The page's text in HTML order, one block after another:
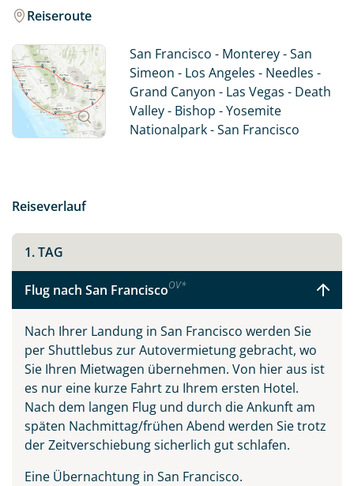
Golden Gate Bridge oder das Hollywood-Sign. Mit
unserer Reise erleben Sie einen perfekten Mix aus den
Städten San Francisco, Los Angeles und Las Vegas,
kombiniert mit den unendlichen Weiten des Westens
und den Nationalparks Grand Canyon, Yosemite und
Death Valley. Also: Worauf warten Sie noch? „Let’s go
West!“
eigene Art sehenswert. So findet man in San Francisco
neben den Cable Cars und der ehemaligen
Gefängnisinsel Alcatraz viele Spuren der Hippie-
Vergangenheit, während sich in Beverly Hills oder
Hollywood die Schönen und Reichen die Klinke in die
Hand geben, und in den zahlreichen Spielcasinos in
den Themenhotels am Las Vegas Strip gerne mal alles
auf eine Karte gesetzt wird.
Eine Fahrt entlang der kurvenreichen Panoramastraße
Pacific Coast Highway No. 1 wird Sie verzaubern und
gehört zweifellos zu den Highlights Kaliforniens. In oft
schwindelerregender Höhe führt diese Straße immer
am Pazifik entlang, mit wunderschönen Ausblicken und
malerischen Örtchen entlang der Strecke.
Reiseroute
San Francisco - Monterey - San
Simeon - Los Angeles - Needles -
Grand Canyon - Las Vegas - Death
Valley - Bishop - Yosemite
Nationalpark - San Francisco
Reiseverlauf
1. TAG
Flug nach San FranciscoOV*
Nach Ihrer Landung in San Francisco werden Sie
per Shuttlebus zur Autovermietung gebracht, wo
Sie Ihren Mietwagen übernehmen. Von hier aus ist
es nur eine kurze Fahrt zu Ihrem ersten Hotel.
Nach dem langen Flug und durch die Ankunft am
späten Nachmittag/frühen Abend werden Sie trotz
der Zeitverschiebung sicherlich gut schlafen.
Eine Übernachtung in San Francisco.